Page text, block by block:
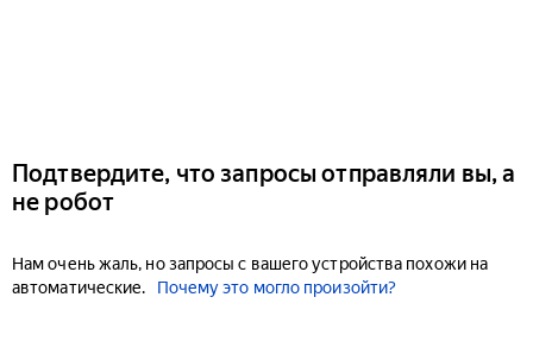
Подтвердите, что запросы отправляли вы, а
не робот
Нам очень жаль, но запросы с вашего устройства похожи на
автоматические.
Почему это могло произойти?